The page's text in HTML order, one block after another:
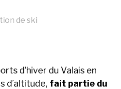
de ski
d’hiver du Valais en
d’altitude, fait partie du